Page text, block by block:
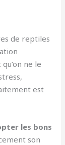
de reptiles
ne le
est
les bons
son